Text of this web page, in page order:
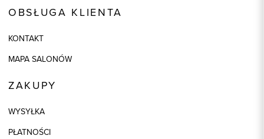
OBSŁUGA KLIENTA
KONTAKT
MAPA SALONÓW
ZAKUPY
WYSYŁKA
PŁATNOŚCI